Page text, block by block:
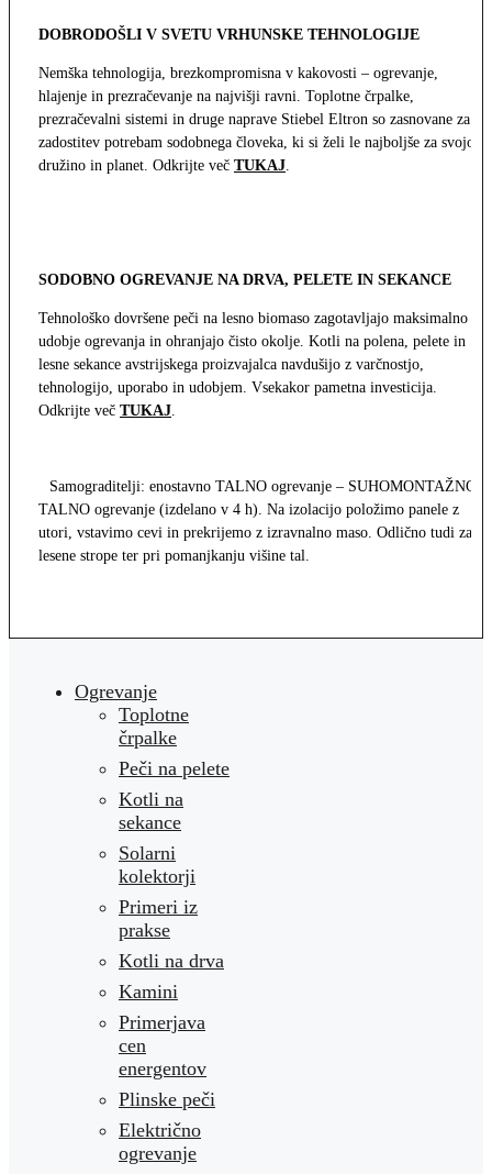
DOBRODOŠLI V SVETU VRHUNSKE TEHNOLOGIJE
Nemška tehnologija, brezkompromisna v kakovosti – ogrevanje,
hlajenje in prezračevanje na najvišji ravni. Toplotne črpalke,
prezračevalni sistemi in druge naprave Stiebel Eltron so zasnovane za
zadostitev potrebam sodobnega človeka, ki si želi le najboljše za svojo
družino in planet. Odkrijte več TUKAJ
SODOBNO OGREVANJE NA DRVA, PELETE IN SEKANCE
Tehnološko dovršene peči na lesno biomaso zagotavljajo maksimalno
udobje ogrevanja in ohranjajo čisto okolje. Kotli na polena, pelete in
lesne sekance avstrijskega proizvajalca navdušijo z varčnostjo,
tehnologijo, uporabo in udobjem. Vsekakor pametna investicija.
Odkrijte več TUKAJ
Samograditelji: enostavno TALNO ogrevanje – SUHOMONTAŽNO
TALNO ogrevanje (izdelano v 4 h). Na izolacijo položimo panele z
utori, vstavimo cevi in prekrijemo z izravnalno maso. Odlično tudi za
lesene strope ter pri pomanjkanju višine tal.
Ogrevanje
Toplotne
črpalke
Peči na pelete
Kotli na
sekance
Solarni
kolektorji
Primeri iz
prakse
Kotli na drva
Kamini
Primerjava
cen
energentov
Plinske peči
Električno
ogrevanje